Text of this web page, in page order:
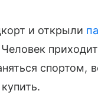
и открыли
спортом,